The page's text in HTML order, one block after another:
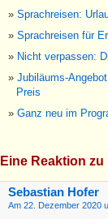
Sprachreisen:
Sprachreisen für
Nicht verpassen:
Jubiläums-
Preis
Ganz neu im
Eine Reaktion
Sebastian Hofer
Am 22. Dezember 2020